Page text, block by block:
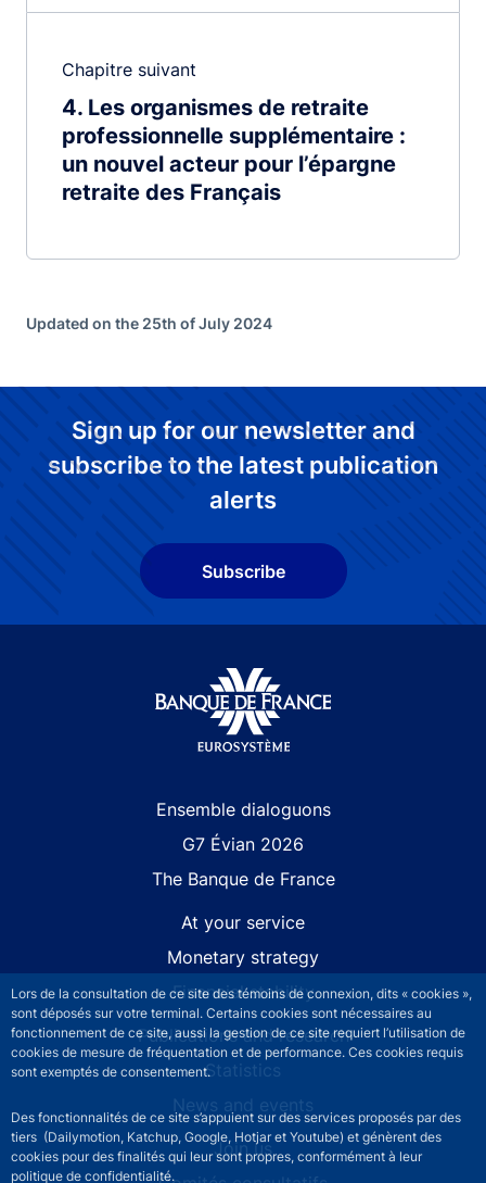
Lors de la consultation de ce site des témoins de connexion, dits « cookies »,
sont déposés sur votre terminal. Certains cookies sont nécessaires au
fonctionnement de ce site, aussi la gestion de ce site requiert l’utilisation de
cookies de mesure de fréquentation et de performance. Ces cookies requis
sont exemptés de consentement.
Des fonctionnalités de ce site s’appuient sur des services proposés par des
tiers (Dailymotion, Katchup, Google, Hotjar et Youtube) et génèrent des
cookies pour des finalités qui leur sont propres, conformément à leur
politique de confidentialité.
Chapitre suivant
4 Les organismes de retraite
professionnelle supplémentaire :
un nouvel acteur pour l’épargne
retraite des Français
Updated on the 25th of July 2024
Sign up for our newsletter and
subscribe to the latest publication
alerts
Subscribe
Ensemble dialoguons
G7 Évian 2026
The Banque de France
At your service
Monetary strategy
Financial stability
Publications and research
Statistics
News and events
Join us